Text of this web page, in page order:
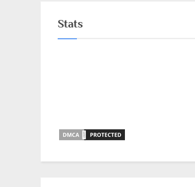
Stats